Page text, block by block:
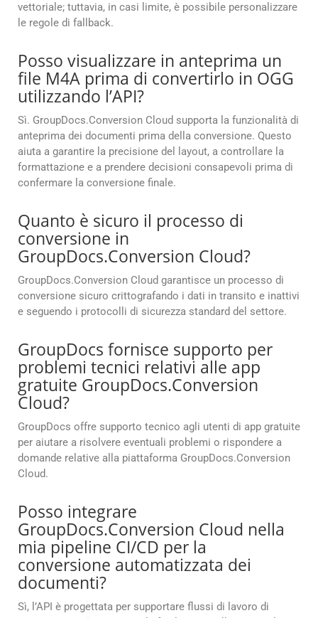
vettoriale; tuttavia, in casi limite, è possibile personalizzare
le regole di fallback.
Posso visualizzare in anteprima un
file M4A prima di convertirlo in OGG
utilizzando l’API?
Sì. GroupDocs.Conversion Cloud supporta la funzionalità di
anteprima dei documenti prima della conversione. Questo
aiuta a garantire la precisione del layout, a controllare la
formattazione e a prendere decisioni consapevoli prima di
confermare la conversione finale.
Quanto è sicuro il processo di
conversione in
GroupDocs.Conversion Cloud?
GroupDocs.Conversion Cloud garantisce un processo di
conversione sicuro crittografando i dati in transito e inattivi
e seguendo i protocolli di sicurezza standard del settore.
GroupDocs fornisce supporto per
problemi tecnici relativi alle app
gratuite GroupDocs.Conversion
Cloud?
GroupDocs offre supporto tecnico agli utenti di app gratuite
per aiutare a risolvere eventuali problemi o rispondere a
domande relative alla piattaforma GroupDocs.Conversion
Cloud.
Posso integrare
GroupDocs.Conversion Cloud nella
mia pipeline CI/CD per la
conversione automatizzata dei
documenti?
Sì, l’API è progettata per supportare flussi di lavoro di